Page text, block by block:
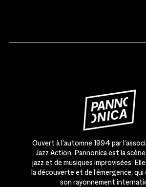
Ouvert à l’automne 1994 par
Jazz Action, Pannonica est la
jazz et de musiques improvisées.
la découverte et de l’émergence,
son rayonnement